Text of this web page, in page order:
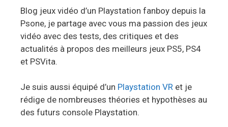
Blog jeux vidéo d’un Playstation fanboy depuis la
Psone, je partage avec vous ma passion des jeux
vidéo avec des tests, des critiques et des
actualités à propos des meilleurs jeux PS5, PS4
et PSVita.
Je suis aussi équipé d’un Playstation VR et je
rédige de nombreuses théories et hypothèses au
des futurs console Playstation.